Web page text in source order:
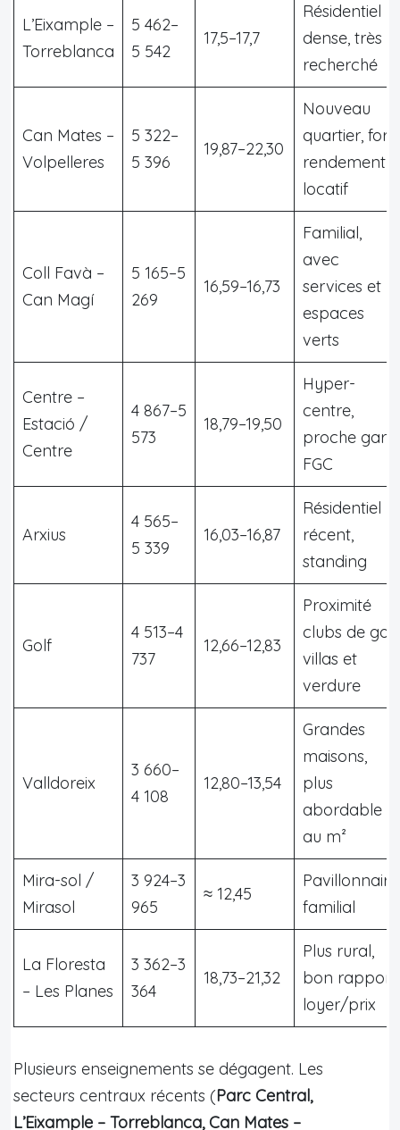
L’Eixample –
Torreblanca
5 462–
5 542
17,5–17,7
Résidentiel
dense, très
recherché
Can Mates –
Volpelleres
5 322–
5 396
19,87–22,30
Nouveau
quartier, fort
rendement
locatif
Coll Favà –
Can Magí
5 165–5
269
16,59–16,73
Familial,
avec
services et
espaces
verts
Centre –
Estació /
Centre
4 867–5
573
18,79–19,50
Hyper-
centre,
proche gare
FGC
Arxius
4 565–
5 339
16,03–16,87
Résidentiel
récent,
standing
Golf
4 513–4
737
12,66–12,83
Proximité
clubs de golf,
villas et
verdure
Valldoreix
3 660–
4 108
12,80–13,54
Grandes
maisons,
plus
abordable
au m²
Mira-sol /
Mirasol
3 924–3
965
≈ 12,45
Pavillonnaire,
familial
La Floresta
– Les Planes
3 362–3
364
18,73–21,32
Plus rural,
bon rapport
loyer/prix
Plusieurs enseignements se dégagent. Les
secteurs centraux récents (Parc Central,
L’Eixample – Torreblanca, Can Mates –